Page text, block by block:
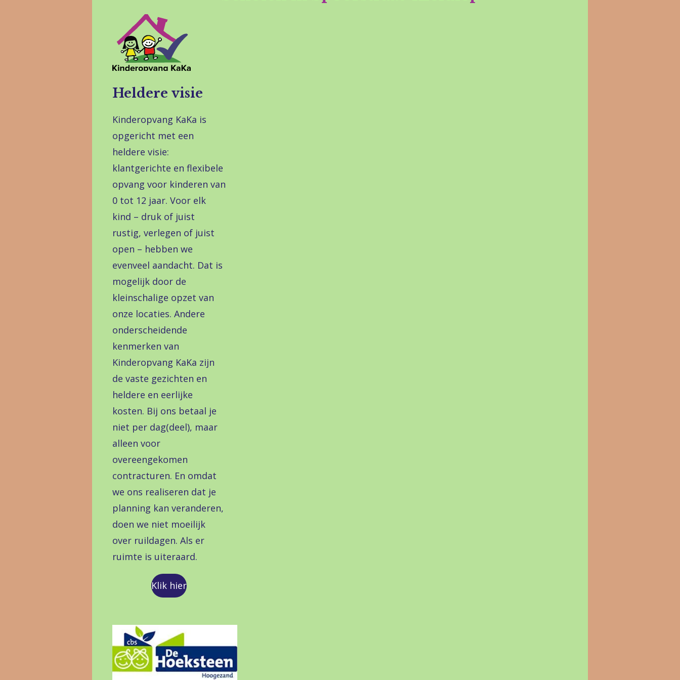
Heldere visie
Kinderopvang KaKa is
opgericht met een
heldere visie:
klantgerichte en flexibele
opvang voor kinderen van
0 tot 12 jaar. Voor elk
kind – druk of juist
rustig, verlegen of juist
open – hebben we
evenveel aandacht. Dat is
mogelijk door de
kleinschalige opzet van
onze locaties. Andere
onderscheidende
kenmerken van
Kinderopvang KaKa zijn
de vaste gezichten en
heldere en eerlijke
kosten. Bij ons betaal je
niet per dag(deel), maar
alleen voor
overeengekomen
contracturen. En omdat
we ons realiseren dat je
planning kan veranderen,
doen we niet moeilijk
over ruildagen. Als er
ruimte is uiteraard.
Klik hier